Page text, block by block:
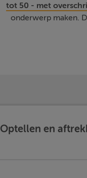
tot 50 - met
onderwerp maken.
Optellen en